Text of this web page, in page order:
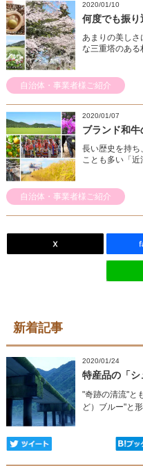
2020/01/10
あまりの美しさ
な三重塔のある
自治体・事業者様ご紹介
2020/01/07
長い歴史を持ち
ことも多い「近
自治体・事業者様ご紹介
新着記事
2020/01/24
"奇跡の清流"と
ど）ブルー"と